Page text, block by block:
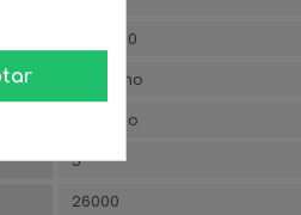
220/240
Moderno
Aluminio
5
26000